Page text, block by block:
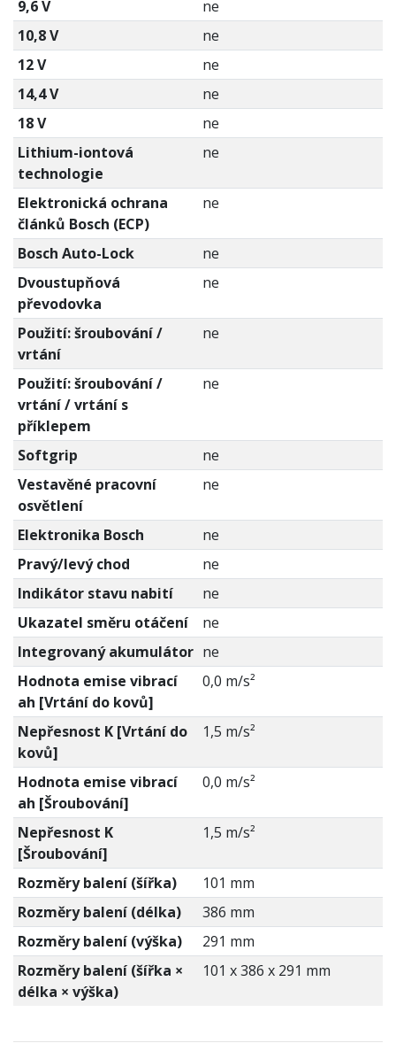
9,6 V
ne
10,8 V
ne
12 V
ne
14,4 V
ne
18 V
ne
Lithium-iontová
technologie
ne
Elektronická ochrana
článků Bosch (ECP)
ne
Bosch Auto-Lock
ne
Dvoustupňová
převodovka
ne
Použití: šroubování /
vrtání
ne
Použití: šroubování /
vrtání / vrtání s
příklepem
ne
Softgrip
ne
Vestavěné pracovní
osvětlení
ne
Elektronika Bosch
ne
Pravý/levý chod
ne
Indikátor stavu nabití
ne
Ukazatel směru otáčení
ne
Integrovaný akumulátor ne
Hodnota emise vibrací
ah [Vrtání do kovů]
0,0 m/s²
Nepřesnost K [Vrtání do
kovů]
1,5 m/s²
Hodnota emise vibrací
ah [Šroubování]
0,0 m/s²
Nepřesnost K
[Šroubování]
1,5 m/s²
Rozměry balení (šířka)
101 mm
Rozměry balení (délka)
386 mm
Rozměry balení (výška)
291 mm
Rozměry balení (šířka ×
délka × výška)
101 x 386 x 291 mm